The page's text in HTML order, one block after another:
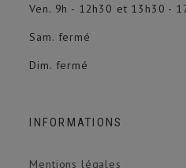
Ven. 9h - 12h30 et 13h30 -
Sam. fermé
Dim. fermé
INFORMATIONS
Mentions légales